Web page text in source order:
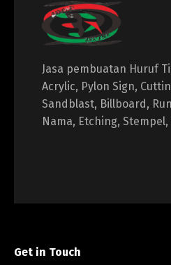
Jasa pembuatan Huruf
Acrylic, Pylon Sign,
Sandblast, Billboard,
Nama, Etching,
Get in Touch